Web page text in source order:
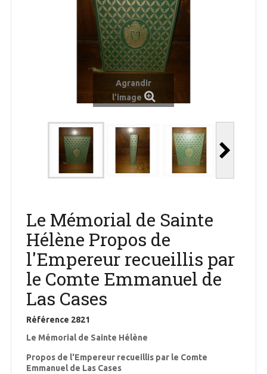
Agrandir
l'image
Le Mémorial de Sainte
Hélène Propos de
l'Empereur recueillis par
le Comte Emmanuel de
Las Cases
Référence 2821
Le Mémorial de Sainte Hélène
Propos de l'Empereur recueillis par le Comte
Emmanuel de Las Cases